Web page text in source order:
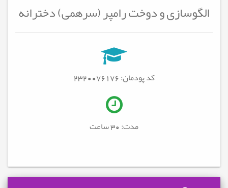
الگوسازی و دوخت رامپر (سرهمی) دخترانه
کد پودمان: 2320076176
مدت: 30 ساعت